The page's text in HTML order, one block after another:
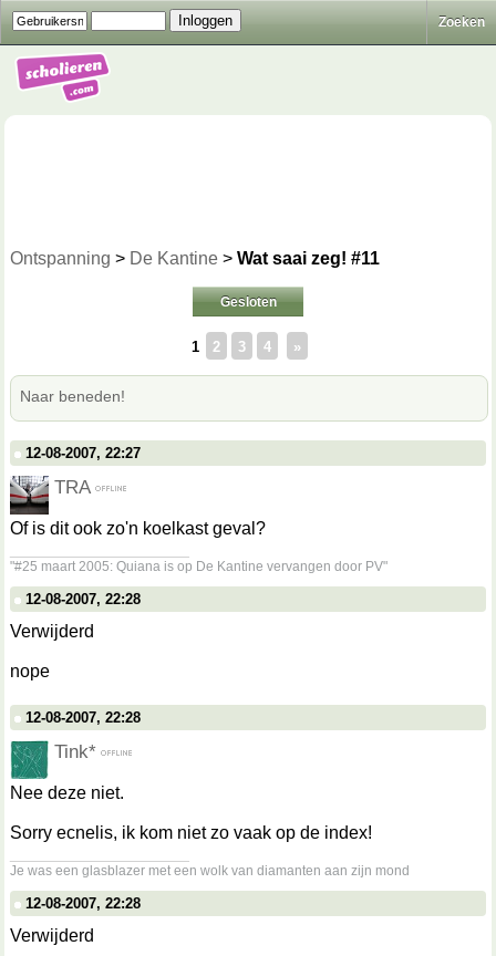
Zoeken
Ontspanning > De Kantine > Wat saai zeg! #11
Gesloten
1 2 3 4 »
Naar beneden!
12-08-2007, 22:27
TRA
Of is dit ook zo'n koelkast geval?
"#25 maart 2005: Quiana is op De Kantine vervangen door PV"
12-08-2007, 22:28
Verwijderd
nope
12-08-2007, 22:28
Tink*
Nee deze niet.
Sorry ecnelis, ik kom niet zo vaak op de index!
Je was een glasblazer met een wolk van diamanten aan zijn mond
12-08-2007, 22:28
Verwijderd